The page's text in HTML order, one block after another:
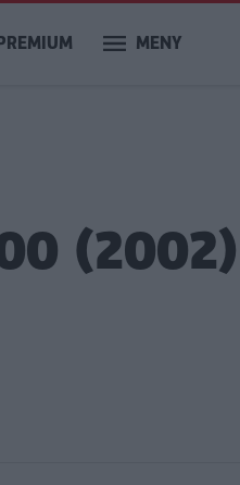
MENY
(2002)